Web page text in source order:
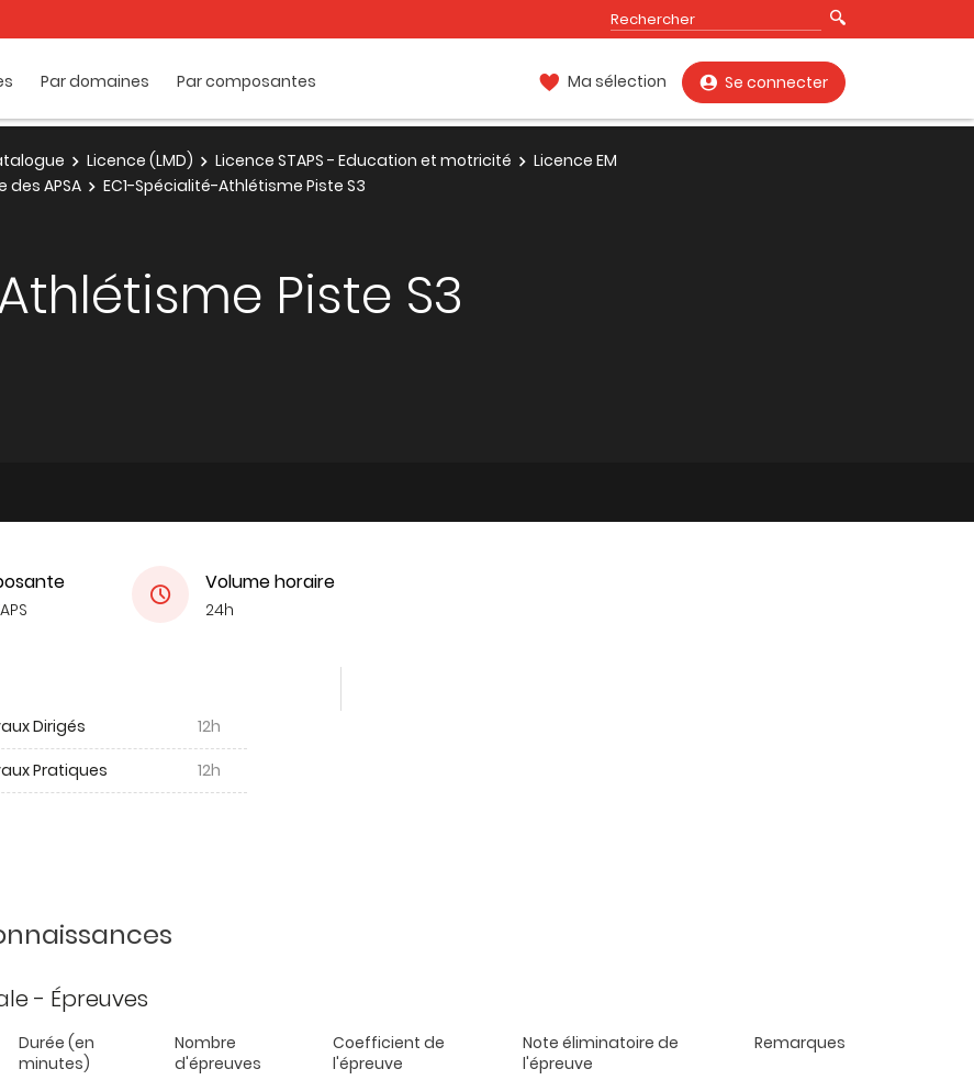
Par domaines Par composantes Ma sélection Se connecter
Licence (LMD) Licence STAPS - Education et motricité
Licence EM
APSA
EC1-Spécialité-Athlétisme Piste S3
Piste S3
Volume horaire
24h
Dirigés
12h
Pratiques 12h
- Épreuves
Durée (en
minutes)
Nombre
d'épreuves
Coefficient de
l'épreuve
Note éliminatoire de
l'épreuve
Remarques